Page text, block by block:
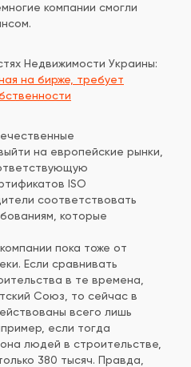
компании смогли
Недвижимости Украины:
на бирже, требует
на европейские рынки,
ISO
соответствовать
которые
пока тоже от
Если сравнивать
в те времена,
Союз, то сейчас в
всего лишь
если тогда
людей в строительстве,
380 тысяч. Правда,